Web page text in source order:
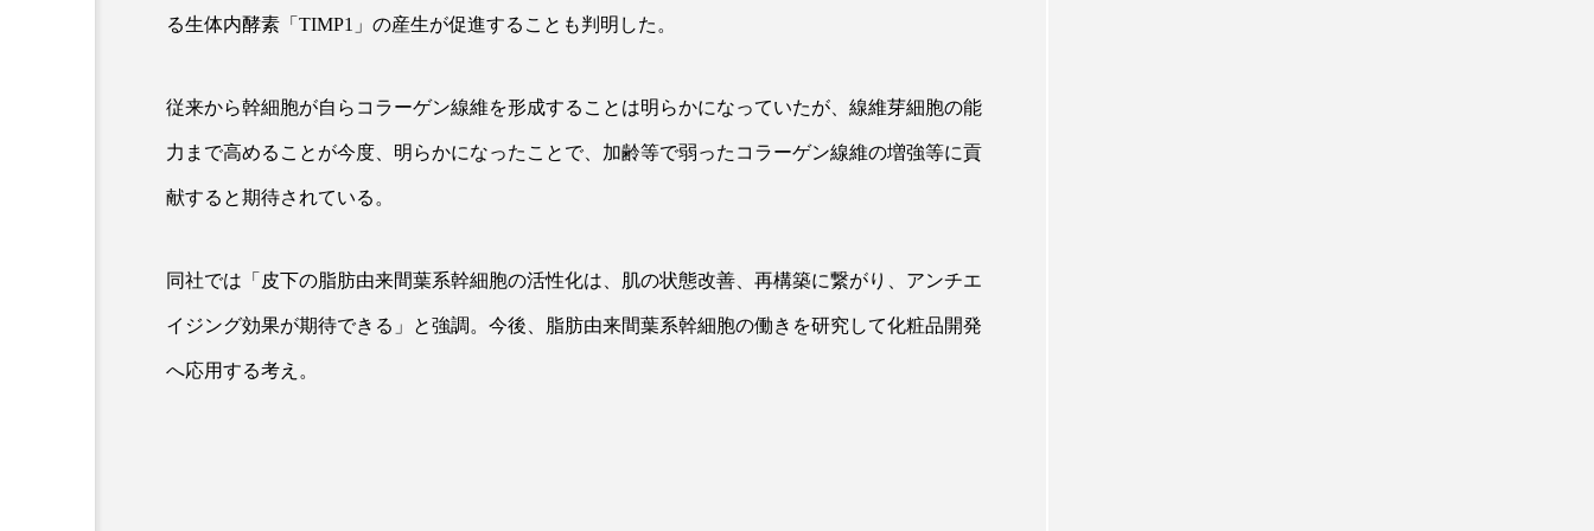
る生体内酵素「TIMP1」の産生が促進することも判明した。
従来から幹細胞が自らコラーゲン線維を形成することは明らかになっていたが、線維芽細胞の能
力まで高めることが今度、明らかになったことで、加齢等で弱ったコラーゲン線維の増強等に貢
献すると期待されている。
同社では「皮下の脂肪由来間葉系幹細胞の活性化は、肌の状態改善、再構築に繋がり、アンチエ
イジング効果が期待できる」と強調。今後、脂肪由来間葉系幹細胞の働きを研究して化粧品開発
へ応用する考え。